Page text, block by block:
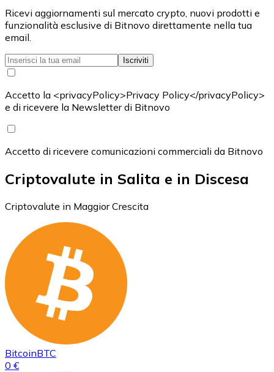
Ricevi aggiornamenti sul mercato crypto, nuovi prodotti e
funzionalità esclusive di Bitnovo direttamente nella tua
email.
Iscriviti
Accetto la <privacyPolicy>Privacy Policy</privacyPolicy>
e di ricevere la Newsletter di Bitnovo
Accetto di ricevere comunicazioni commerciali da Bitnovo
Criptovalute in Salita e in Discesa
Criptovalute in Maggior Crescita
BitcoinBTC
0 €